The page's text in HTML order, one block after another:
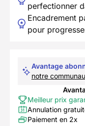
perfectionner
Encadrement
pour
Avantage
notre
Meilleur prix
Annulation
Paiement en 2x